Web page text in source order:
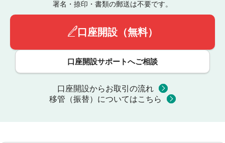
署名・捺印・書類の郵送は不要です。
口座開設（無料）
口座開設サポートへご相談
口座開設からお取引の流れ
移管（振替）についてはこちら